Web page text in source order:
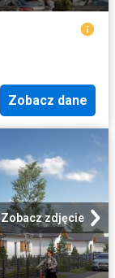
Zobacz dane
Zobacz zdjęcie